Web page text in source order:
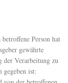
Person hat
gewährte
der Verarbeitung zu
gegeben ist: